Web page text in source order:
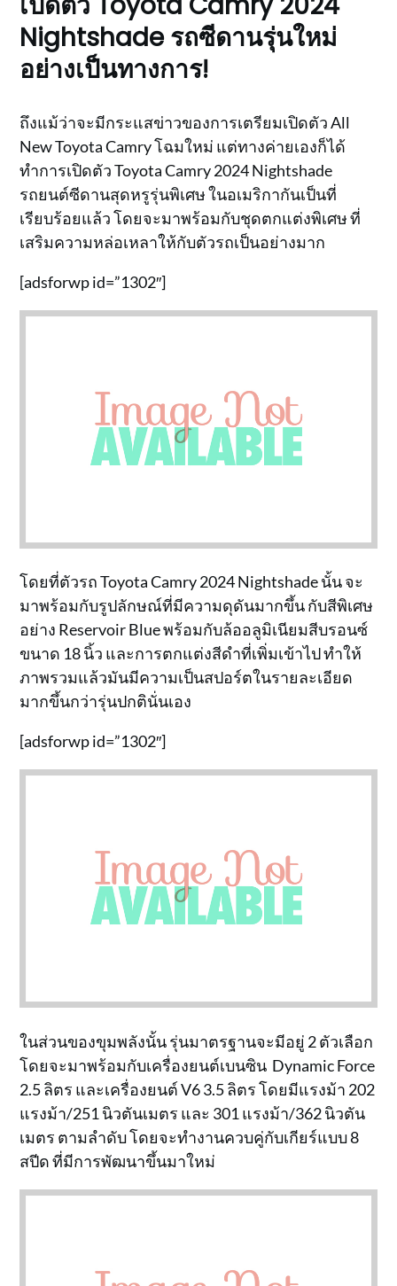
Nightshade รถซีดานรุ่นใหม่
อย่างเป็นทางการ!
ถึงแม้ว่าจะมีกระแสข่าวของการเตรียมเปิดตัว All
New Toyota Camry โฉมใหม่ แต่ทางค่ายเองก็ได้
ทำการเปิดตัว Toyota Camry 2024 Nightshade
รถยนต์ซีดานสุดหรูรุ่นพิเศษ ในอเมริกากันเป็นที่
เรียบร้อยแล้ว โดยจะมาพร้อมกับชุดตกแต่งพิเศษ ที่
เสริมความหล่อเหลาให้กับตัวรถเป็นอย่างมาก
[adsforwp id=”1302″]
โดยที่ตัวรถ Toyota Camry 2024 Nightshade นั้น จะ
มาพร้อมกับรูปลักษณ์ที่มีความดุดันมากขึ้น กับสีพิเศษ
อย่าง Reservoir Blue พร้อมกับล้ออลูมิเนียมสีบรอนซ์
ขนาด 18 นิ้ว และการตกแต่งสีดำที่เพิ่มเข้าไป ทำให้
ภาพรวมแล้วมันมีความเป็นสปอร์ตในรายละเอียด
มากขึ้นกว่ารุ่นปกตินั่นเอง
[adsforwp id=”1302″]
ในส่วนของขุมพลังนั้น รุ่นมาตรฐานจะมีอยู่ 2 ตัวเลือก
โดยจะมาพร้อมกับเครื่องยนต์เบนซิน Dynamic Force
2.5 ลิตร และเครื่องยนต์ V6 3.5 ลิตร โดยมีแรงม้า 202
แรงม้า/251 นิวตันเมตร และ 301 แรงม้า/362 นิวตัน
เมตร ตามลำดับ โดยจะทำงานควบคู่กับเกียร์แบบ 8
สปีด ที่มีการพัฒนาขึ้นมาใหม่